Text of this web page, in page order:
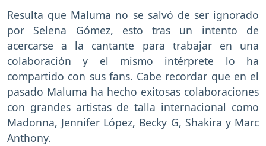
Resulta que Maluma no se salvó de ser ignorado
por Selena Gómez, esto tras un intento de
acercarse a la cantante para trabajar en una
colaboración y el mismo intérprete lo ha
compartido con sus fans. Cabe recordar que en el
pasado Maluma ha hecho exitosas colaboraciones
con grandes artistas de talla internacional como
Madonna, Jennifer López, Becky G, Shakira y Marc
Anthony.